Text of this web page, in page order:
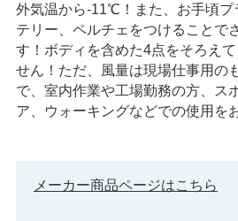
外気温から-11℃！また、お手頃プ
テリー、ペルチェをつけることで
す！ボディを含めた4点をそろえ
せん！ただ、風量は現場仕事用の
で、室内作業や工場勤務の方、ス
ア、ウォーキングなどでの使用を
メーカー商品ページはこちら